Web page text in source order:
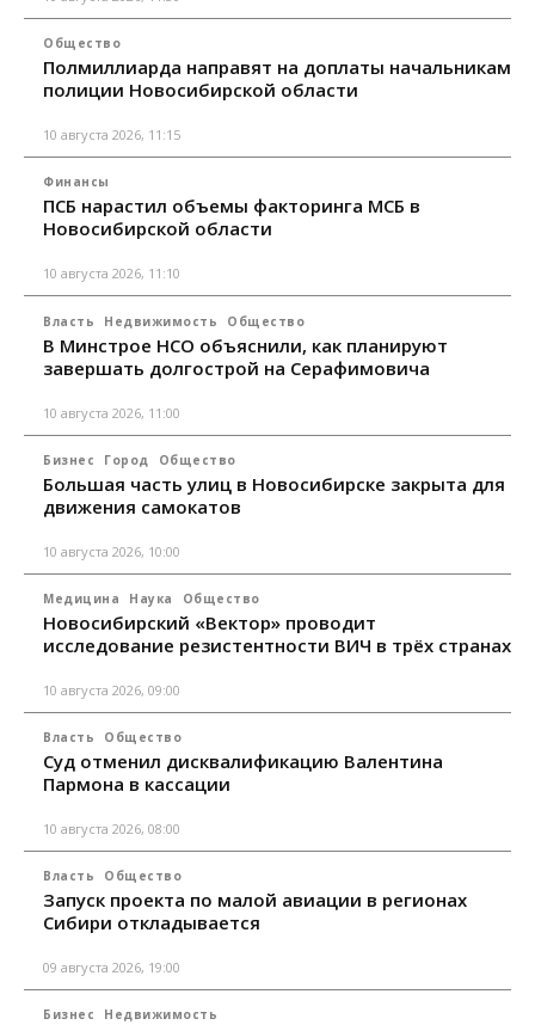
Общество
Полмиллиарда направят на доплаты начальникам
полиции Новосибирской области
10 августа 2026, 11:15
Финансы
ПСБ нарастил объемы факторинга МСБ в
Новосибирской области
10 августа 2026, 11:10
Власть Недвижимость Общество
В Минстрое НСО объяснили, как планируют
завершать долгострой на Серафимовича
10 августа 2026, 11:00
Бизнес Город Общество
Большая часть улиц в Новосибирске закрыта для
движения самокатов
10 августа 2026, 10:00
Медицина Наука Общество
Новосибирский «Вектор» проводит
исследование резистентности ВИЧ в трёх странах
10 августа 2026, 09:00
Власть Общество
Суд отменил дисквалификацию Валентина
Пармона в кассации
10 августа 2026, 08:00
Власть Общество
Запуск проекта по малой авиации в регионах
Сибири откладывается
09 августа 2026, 19:00
Бизнес Недвижимость